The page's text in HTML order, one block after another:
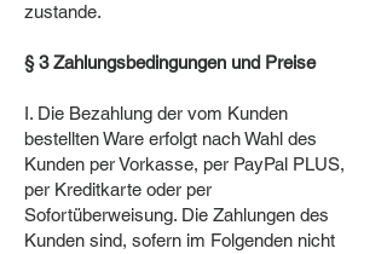
zustande.
§ 3 Zahlungsbedingungen und Preise
I. Die Bezahlung der vom Kunden
bestellten Ware erfolgt nach Wahl des
Kunden per Vorkasse, per PayPal PLUS,
per Kreditkarte oder per
Sofortüberweisung. Die Zahlungen des
Kunden sind, sofern im Folgenden nicht